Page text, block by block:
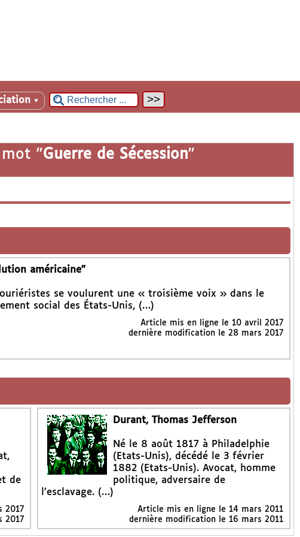
▼
mot "Guerre de Sécession"
américaine"
se voulurent une « troisième voix » dans le
social des États-Unis, (…)
Article mis en ligne le 10 avril 2017
dernière modification le 28 mars 2017
de
2017
2017
Durant, Thomas Jefferson
Né le 8 août 1817 à Philadelphie
(Etats-Unis), décédé le 3 février
1882 (Etats-Unis). Avocat, homme
politique, adversaire de
l’esclavage. (…)
Article mis en ligne le14 mars 2011
dernière modification le 16 mars 2011